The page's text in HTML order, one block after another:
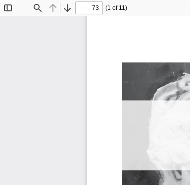
Find Previous
Next
(1 of 11)